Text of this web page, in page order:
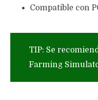
Compatible con
TIP: Se
Farming